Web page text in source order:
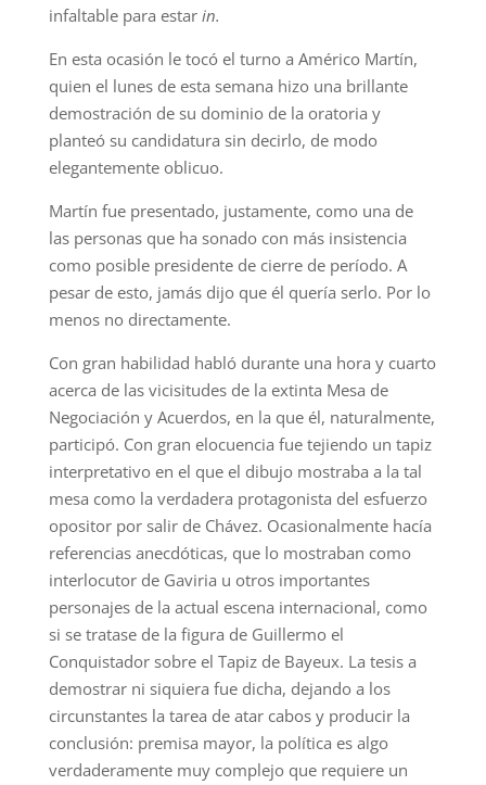
infaltable para estar in.
En esta ocasión le tocó el turno a Américo Martín,
quien el lunes de esta semana hizo una brillante
demostración de su dominio de la oratoria y
planteó su candidatura sin decirlo, de modo
elegantemente oblicuo.
Martín fue presentado, justamente, como una de
las personas que ha sonado con más insistencia
como posible presidente de cierre de período. A
pesar de esto, jamás dijo que él quería serlo. Por lo
menos no directamente.
Con gran habilidad habló durante una hora y cuarto
acerca de las vicisitudes de la extinta Mesa de
Negociación y Acuerdos, en la que él, naturalmente,
participó. Con gran elocuencia fue tejiendo un tapiz
interpretativo en el que el dibujo mostraba a la tal
mesa como la verdadera protagonista del esfuerzo
opositor por salir de Chávez. Ocasionalmente hacía
referencias anecdóticas, que lo mostraban como
interlocutor de Gaviria u otros importantes
personajes de la actual escena internacional, como
si se tratase de la figura de Guillermo el
Conquistador sobre el Tapiz de Bayeux. La tesis a
demostrar ni siquiera fue dicha, dejando a los
circunstantes la tarea de atar cabos y producir la
conclusión: premisa mayor, la política es algo
verdaderamente muy complejo que requiere un